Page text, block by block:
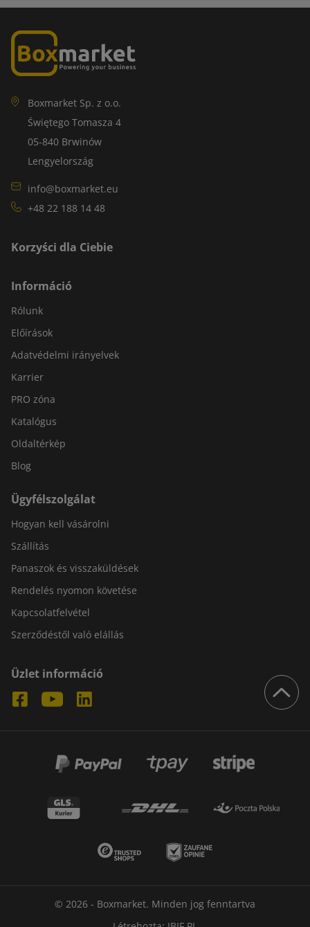
Boxmarket Sp. z o.o.
Świętego Tomasza 4
05-840 Brwinów
Lengyelország
info@boxmarket.eu
+48 22 188 14 48
Korzyści dla Ciebie
Információ
Rólunk
Előírások
Adatvédelmi irányelvek
Karrier
PRO zóna
Katalógus
Oldaltérkép
Blog
Ügyfélszolgálat
Hogyan kell vásárolni
Szállítás
Panaszok és visszaküldések
Rendelés nyomon követése
Kapcsolatfelvétel
Szerződéstől való elállás
Üzlet információ
© 2026 - Boxmarket. Minden jog fenntartva